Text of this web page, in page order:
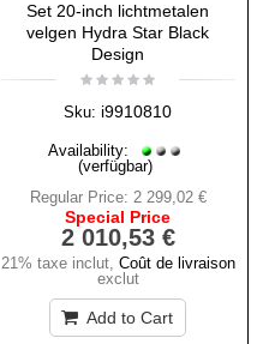
Set 20-inch lichtmetalen
velgen Hydra Star Black
Design
Sku: i9910810
Availability:
(verfügbar)
Regular Price: 2 299,02 €
Special Price
2 010,53 €
21% taxe inclut, Coût de livraison
exclut
Add to Cart